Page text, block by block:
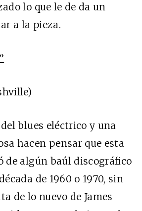
lo que le de da un
a la pieza.
blues eléctrico y una
hacen pensar que esta
de algún baúl discográfico
de 1960 o 1970, sin
de lo nuevo de James